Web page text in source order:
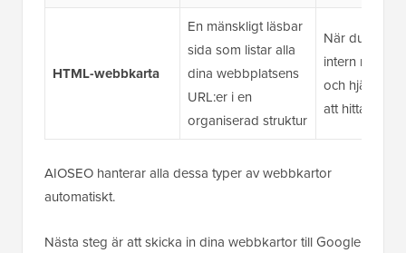
HTML-webbkarta
En mänskligt läsbar
sida som listar alla
dina webbplatsens
URL:er i en
organiserad struktur
När du vill
intern
och hjälpa
att hitta
AIOSEO hanterar alla dessa typer av webbkartor
automatiskt.
Nästa steg är att skicka in dina webbkartor till Google